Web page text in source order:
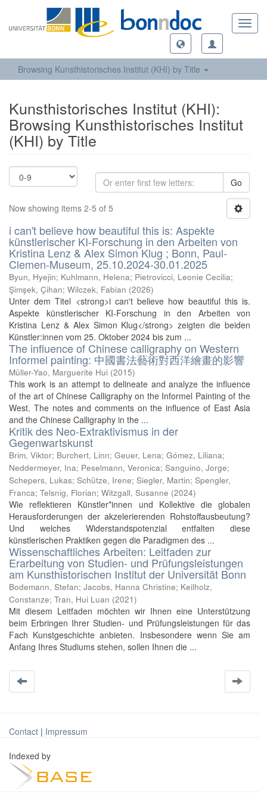
Browsing Kunsthistorisches Institut (KHI) by Title
Kunsthistorisches Institut (KHI):
Browsing Kunsthistorisches Institut
(KHI) by Title
Go
Now showing items 2-5 of 5
i can't believe how beautiful this is: Aspekte
künstlerischer KI-Forschung in den Arbeiten von
Kristina Lenz & Alex Simon Klug ; Bonn, Paul-
Clemen-Museum, 25.10.2024-30.01.2025
Byun, Hyejin; Kuhlmann, Helena; Pietrovicci, Leonie Cecilia;
Şimşek, Çihan; Wilczek, Fabian (2026)
Unter dem Titel <strong>i can't believe how beautiful this is.
Aspekte künstlerischer KI-Forschung in den Arbeiten von
Kristina Lenz & Alex Simon Klug</strong> zeigten die beiden
Künstler:innen vom 25. Oktober 2024 bis zum ...
The influence of Chinese calligraphy on Western
Informel painting: 中國書法藝術對西洋繪畫的影響
Müller-Yao, Marguerite Hui (2015)
This work is an attempt to delineate and analyze the influence
of the art of Chinese Calligraphy on the Informel Painting of the
West. The notes and comments on the influence of East Asia
and the Chinese Calligraphy in the ...
Kritik des Neo-Extraktivismus in der
Gegenwartskunst
Brim, Viktor; Burchert, Linn; Geuer, Lena; Gómez, Liliana;
Neddermeyer, Ina; Peselmann, Veronica; Sanguino, Jorge;
Schepers, Lukas; Schütze, Irene; Siegler, Martin; Spengler,
Franca; Telsnig, Florian; Witzgall, Susanne (2024)
Wie reflektieren Künstler*innen und Kollektive die globalen
Herausforderungen der akzelerierenden Rohstoffausbeutung?
Und welches Widerstandspotenzial entfalten diese
künstlerischen Praktiken gegen die Paradigmen des ...
Wissenschaftliches Arbeiten: Leitfaden zur
Erarbeitung von Studien- und Prüfungsleistungen
am Kunsthistorischen Institut der Universität Bonn
Bodemann, Stefan; Jacobs, Hanna Christine; Keilholz,
Constanze; Tran, Hui Luan (2021)
Mit diesem Leitfaden möchten wir Ihnen eine Unterstützung
beim Erbringen Ihrer Studien- und Prüfungsleistungen für das
Fach Kunstgeschichte anbieten. Insbesondere wenn Sie am
Anfang Ihres Studiums stehen, sollen Ihnen die ...
Contact | Impressum
Indexed by